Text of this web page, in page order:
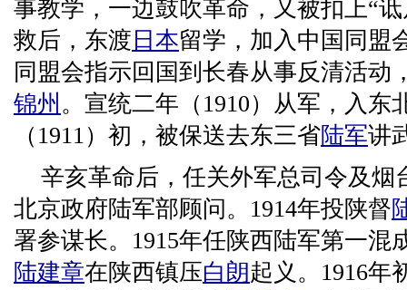
事教学，一边鼓吹革命，又被扣上“
救后，东渡 日本留学，加入中国同盟
同盟会指示回国到长春从事反清活动
锦州 。宣统二年（1910）从军，入东
（1911）初，被保送去东三省陆军讲
辛亥革命后，任关外军总司令及烟
北京政府陆军部顾问。1914年投陕督
署参谋长。1915年任陕西陆军第一混
陆建章在陕西镇压白朗起义。1916年